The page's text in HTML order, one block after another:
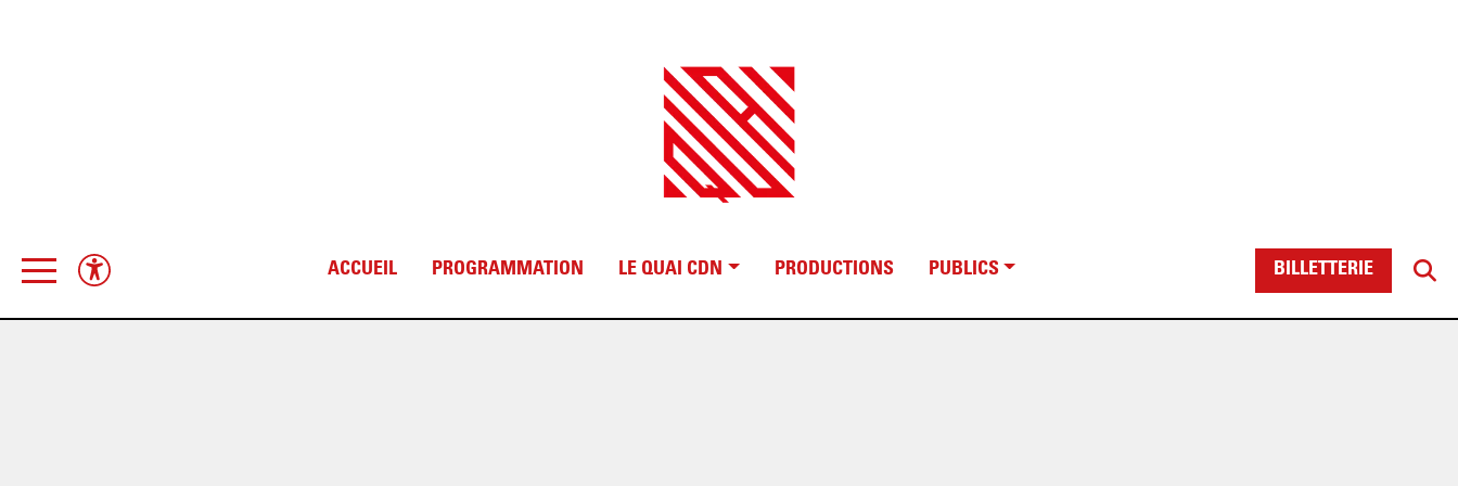
ACCUEIL PROGRAMMATION LE QUAI CDN PRODUCTIONS PUBLICS BILLETTERIE